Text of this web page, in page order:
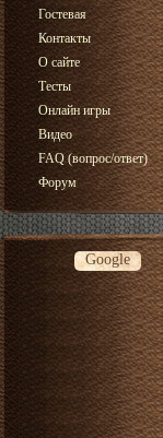
Гостевая
Контакты
О сайте
Тесты
Онлайн игры
Видео
FAQ (вопрос/ответ)
Форум
Google